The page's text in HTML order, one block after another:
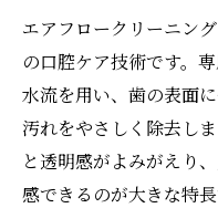
め
歯科の視点で知る
歯科で推奨さ
要性
エアフローが
エアフロークリーニン
の口腔ケア技術です。
水流を用い、歯の表面
汚れをやさしく除去し
と透明感がよみがえり
感できるのが大きな特長